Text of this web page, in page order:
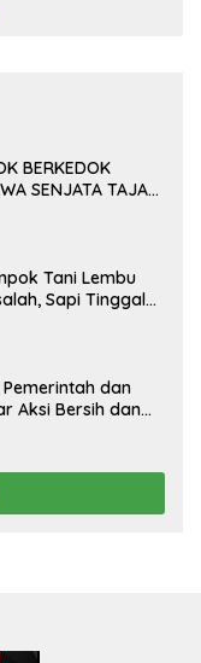
BERKEDOK
SENJATA TAJAM
Tani Lembu
Sapi Tinggal
dan
Aksi Bersih dan